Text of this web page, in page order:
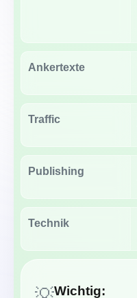
Ankertexte
Traffic
Publishing
Technik
Wichtig: